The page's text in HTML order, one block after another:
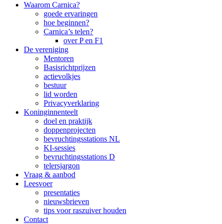
Waarom Carnica?
goede ervaringen
hoe beginnen?
Carnica’s telen?
over P en F1
De vereniging
Mentoren
Basisrichtprijzen
actievolkjes
bestuur
lid worden
Privacyverklaring
Koninginnenteelt
doel en praktijk
doppenprojecten
bevruchtingsstations NL
KI-sessies
bevruchtingsstations D
telersjargon
Vraag & aanbod
Leesvoer
presentaties
nieuwsbrieven
tips voor raszuiver houden
Contact